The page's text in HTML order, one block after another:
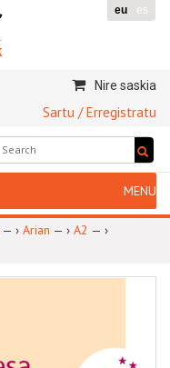
eu es
Nire saskia
Sartu / Erregistratu
— › Arian — › A2 — ›